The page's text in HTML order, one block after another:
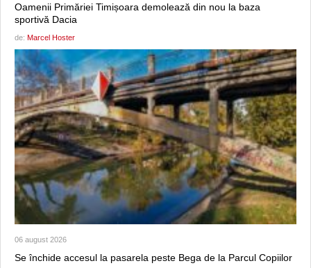
Oamenii Primăriei Timișoara demolează din nou la baza
sportivă Dacia
de: Marcel Hoster
06 august 2026
Se închide accesul la pasarela peste Bega de la Parcul Copiilor